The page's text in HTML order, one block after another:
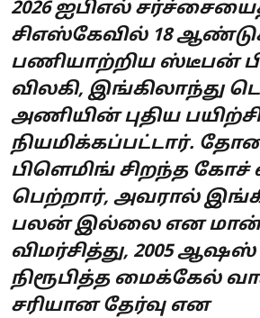
2026 ஐபிஎல்
சிஎஸ்கேவில் 18
பணியாற்றிய ஸ்டீபன்
விலகி, இங்கிலாந்து
அணியின் புதிய
நியமிக்கப்பட்டார்.
பிளெமிங் சிறந்த
பெற்றார், அவரால்
பலன் இல்லை என
விமர்சித்து, 2005
நிரூபித்த மைக்கேல்
சரியான தேர்வு என